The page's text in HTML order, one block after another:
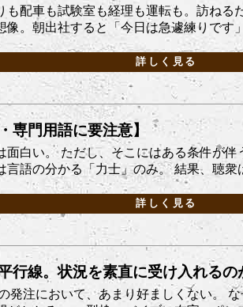
も配車も試験室も経理も運転も。訪ね
像。朝出社すると「今日は急遽練りです
詳しく見る
専門用語に要注意】
面白い。 ただし、そこにはある条件が
言語の分かる「力士」のみ。 結果、聴衆
詳しく見る
行線。状況を素直に受け入れるの
発注において、あまり好ましくない。